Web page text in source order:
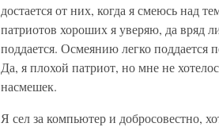
достается от них, когда я смеюсь над
патриотов хороших я уверяю, да вряд
поддается. Осмеянию легко поддается
Да, я плохой патриот, но мне не
насмешек.
Я сел за компьютер и добросовестно,